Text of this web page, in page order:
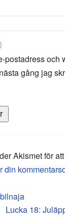
postadress och
gång jag
Akismet för
din
Lucka 18: